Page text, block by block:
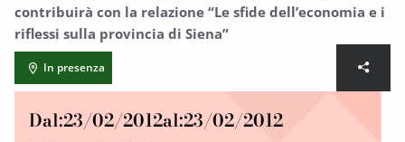
contribuirà con la relazione “Le sfide dell’economia e i
riflessi sulla provincia di Siena”
In presenza
Dal:23/02/2012al:23/02/2012